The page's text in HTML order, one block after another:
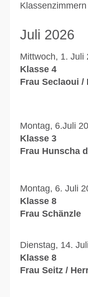
Juli 2026
Mittwoch, 1. Juli
Klasse 4
Frau Seclaoui /
Montag, 6.Juli
Klasse 3
Frau Hunscha
Montag, 6. Juli
Klasse 8
Frau Schänzle
Dienstag, 14.
Klasse 8
Frau Seitz /